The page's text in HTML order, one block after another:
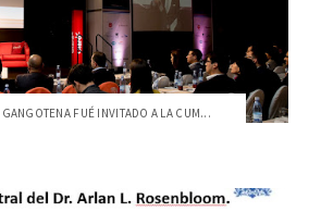
FUÉ INVITADO A LA CUM...